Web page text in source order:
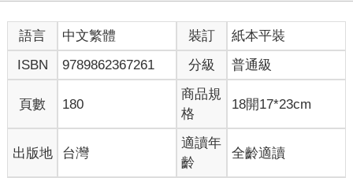
語言 中文繁體 裝訂
紙本平裝
ISBN
9789862367261 分級 普通級
頁數 180
商品規
格
18開17*23cm
出版地 台灣
適讀年
齡
全齡適讀